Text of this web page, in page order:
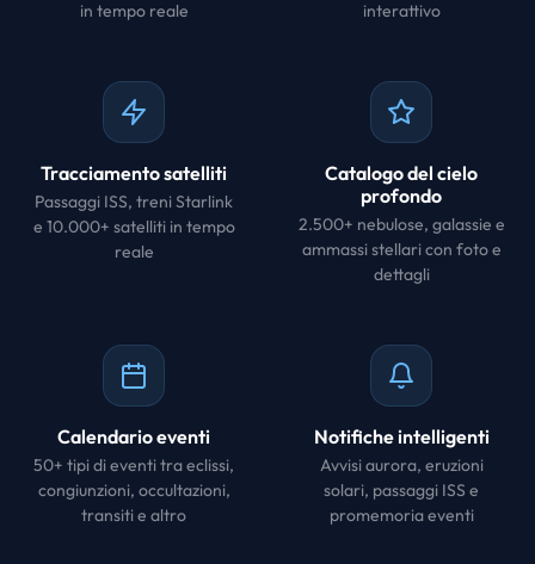
in tempo reale interattivo
Tracciamento satelliti
Passaggi ISS, treni Starlink
e 10.000+ satelliti in tempo
reale
Catalogo del cielo
profondo
2.500+ nebulose, galassie e
ammassi stellari con foto e
dettagli
Calendario eventi
50+ tipi di eventi tra eclissi,
congiunzioni, occultazioni,
transiti e altro
Notifiche intelligenti
Avvisi aurora, eruzioni
solari, passaggi ISS e
promemoria eventi